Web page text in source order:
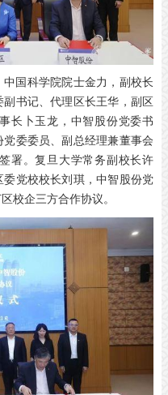
国科学院院士金力，副校长
书记、代理区长王华，副区
长卜玉龙，中智股份党委书
委委员、副总经理兼董事会
署。复旦大学常务副校长许
党校校长刘琪，中智股份党
校企三方合作协议。